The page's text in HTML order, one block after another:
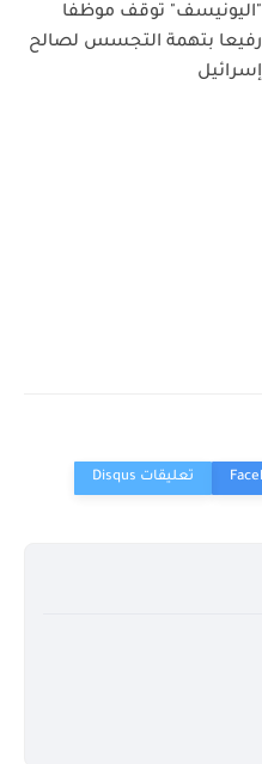
"اليونيسف" توقف موظفا
رفيعا بتهمة التجسس لصالح
إسرائيل